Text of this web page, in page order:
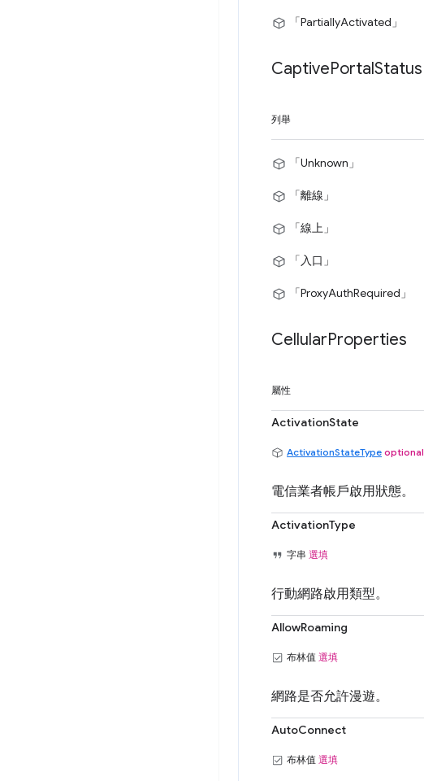
「PartiallyActivated」
CaptivePortalStatus
列舉
「Unknown」
「離線」
「線上」
「入口」
「ProxyAuthRequired」
CellularProperties
屬性
ActivationState
ActivationStateType optional
電信業者帳戶啟用狀態。
ActivationType
字串 選填
行動網路啟用類型。
AllowRoaming
布林值 選填
網路是否允許漫遊。
AutoConnect
布林值 選填